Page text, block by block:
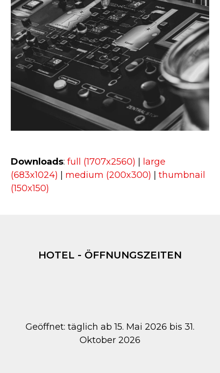
Downloads:full (1707x2560)
large
(683x1024)
medium (200x300) |thumbnail
(150x150)
HOTEL - ÖFFNUNGSZEITEN
Geöffnet: täglich ab 15. Mai 2026 bis 31.
Oktober 2026